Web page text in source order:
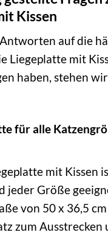
Kissen
auf die
Liegeplatte mit
haben, stehen
für alle
mit Kissen
jeder Größe
von 50 x 36,5
zum Ausstrecken